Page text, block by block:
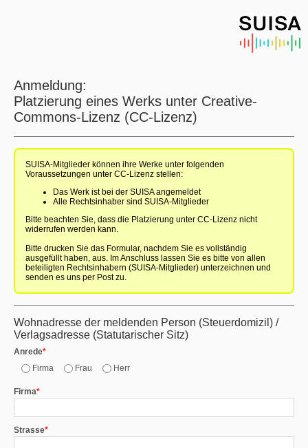
Anmeldung:
Platzierung eines Werks unter Creative-
Commons-Lizenz (CC-Lizenz)
SUISA-Mitglieder können ihre Werke unter folgenden
Voraussetzungen unter CC-Lizenz stellen:
Das Werk ist bei der SUISA angemeldet
Alle Rechtsinhaber sind SUISA-Mitglieder
Bitte beachten Sie, dass die Platzierung unter CC-Lizenz nicht
widerrufen werden kann.
Bitte drucken Sie das Formular, nachdem Sie es vollständig
ausgefüllt haben, aus. Im Anschluss lassen Sie es bitte von allen
beteiligten Rechtsinhabern (SUISA-Mitglieder) unterzeichnen und
senden es uns per Post zu.
Wohnadresse der meldenden Person (Steuerdomizil) /
Verlagsadresse (Statutarischer Sitz)
Anrede*
Firma
Frau Herr
Firma*
Strasse*